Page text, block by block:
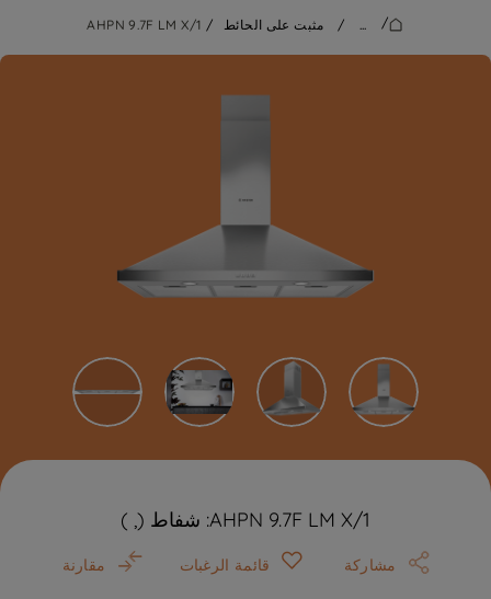
/
...
/ مثبت على الحائط /
AHPN 9.7F LM X/1
AHPN 9.7F LM X/1: شفاط (, )
مشاركة قائمة الرغبات مقارنة